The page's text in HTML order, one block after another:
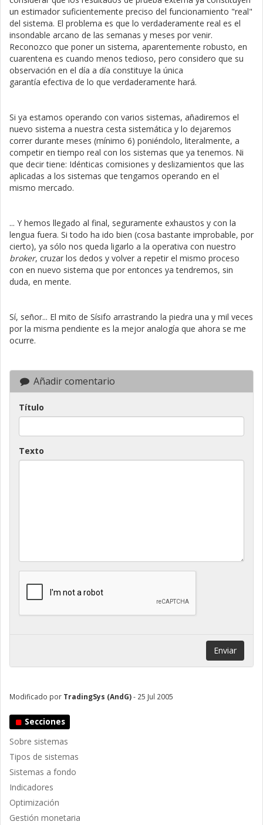
un estimador suficientemente preciso del funcionamiento "real"
del sistema. El problema es que lo verdaderamente real es el
insondable arcano de las semanas y meses por venir.
Reconozco que poner un sistema, aparentemente robusto, en
cuarentena es cuando menos tedioso, pero considero que su
observación en el día a día constituye la única
garantía efectiva de lo que verdaderamente hará.
Si ya estamos operando con varios sistemas, añadiremos el
nuevo sistema a nuestra cesta sistemática y lo dejaremos
correr durante meses (mínimo 6) poniéndolo, literalmente, a
competir en tiempo real con los sistemas que ya tenemos. Ni
que decir tiene: Idénticas comisiones y deslizamientos que las
aplicadas a los sistemas que tengamos operando en el
mismo mercado.
... Y hemos llegado al final, seguramente exhaustos y con la
lengua fuera. Si todo ha ido bien (cosa bastante improbable, por
cierto), ya sólo nos queda ligarlo a la operativa con nuestro
broker, cruzar los dedos y volver a repetir el mismo proceso
con en nuevo sistema que por entonces ya tendremos, sin
duda, en mente.
Sí, señor... El mito de Sísifo arrastrando la piedra una y mil veces
por la misma pendiente es la mejor analogía que ahora se me
ocurre.
Añadir comentario
Título
Texto
Enviar
Modificado por TradingSys (AndG)- 25 Jul 2005
Secciones
Sobre sistemas
Tipos de sistemas
Sistemas a fondo
Indicadores
Optimización
Gestión monetaria